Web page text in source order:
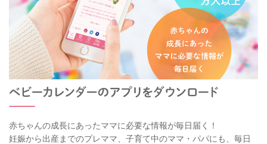
赤ちゃんの成長にあったママに必要な情報が毎日届く！
妊娠から出産までのプレママ、子育て中のママ・パパにも、毎日